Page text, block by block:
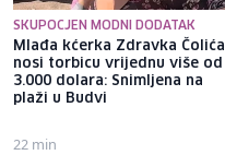
SKUPOCJEN MODNI DODATAK
Mlađa kćerka Zdravka Čolića
nosi torbicu vrijednu više od
3.000 dolara: Snimljena na
plaži u Budvi
22 min